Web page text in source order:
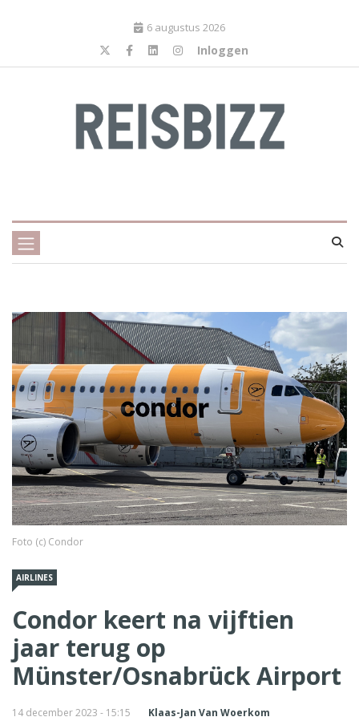
6 augustus 2026
Inloggen
Foto (c) Condor
AIRLINES
Condor keert na vijftien
jaar terug op
Münster/Osnabrück Airport
14 december 2023 - 15:15 Klaas-Jan Van Woerkom